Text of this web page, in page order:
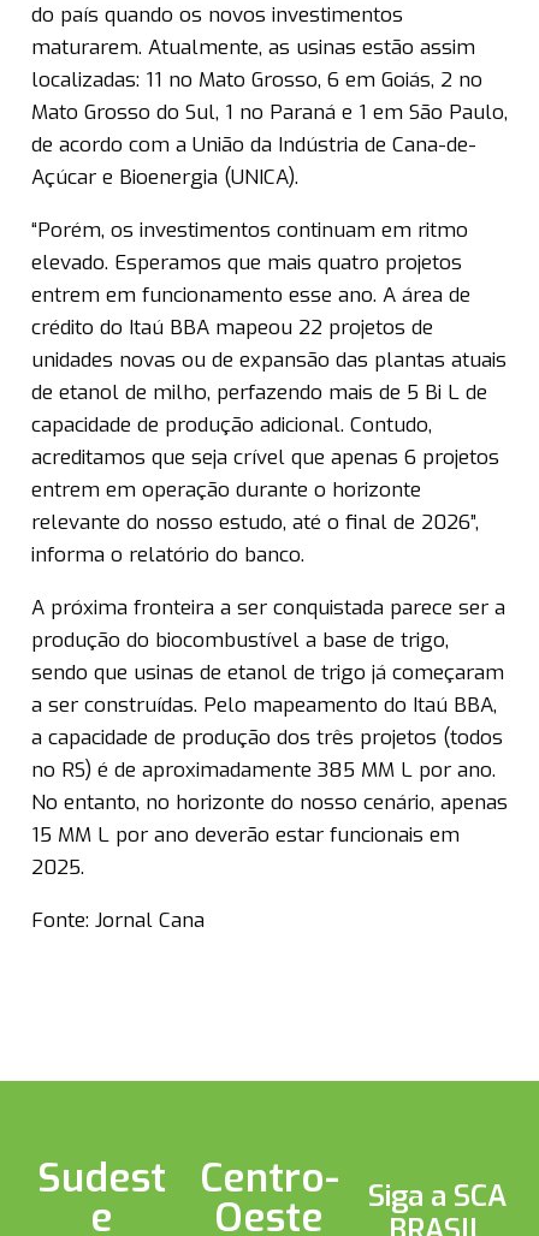
do país quando os novos investimentos
maturarem. Atualmente, as usinas estão assim
localizadas: 11 no Mato Grosso, 6 em Goiás, 2 no
Mato Grosso do Sul, 1 no Paraná e 1 em São Paulo,
de acordo com a União da Indústria de Cana-de-
Açúcar e Bioenergia (UNICA).
“Porém, os investimentos continuam em ritmo
elevado. Esperamos que mais quatro projetos
entrem em funcionamento esse ano. A área de
crédito do Itaú BBA mapeou 22 projetos de
unidades novas ou de expansão das plantas atuais
de etanol de milho, perfazendo mais de 5 Bi L de
capacidade de produção adicional. Contudo,
acreditamos que seja crível que apenas 6 projetos
entrem em operação durante o horizonte
relevante do nosso estudo, até o final de 2026”,
informa o relatório do banco.
A próxima fronteira a ser conquistada parece ser a
produção do biocombustível a base de trigo,
sendo que usinas de etanol de trigo já começaram
a ser construídas. Pelo mapeamento do Itaú BBA,
a capacidade de produção dos três projetos (todos
no RS) é de aproximadamente 385 MM L por ano.
No entanto, no horizonte do nosso cenário, apenas
15 MM L por ano deverão estar funcionais em
2025.
Fonte: Jornal Cana
Sudest
e
Centro-
Oeste
Siga a SCA